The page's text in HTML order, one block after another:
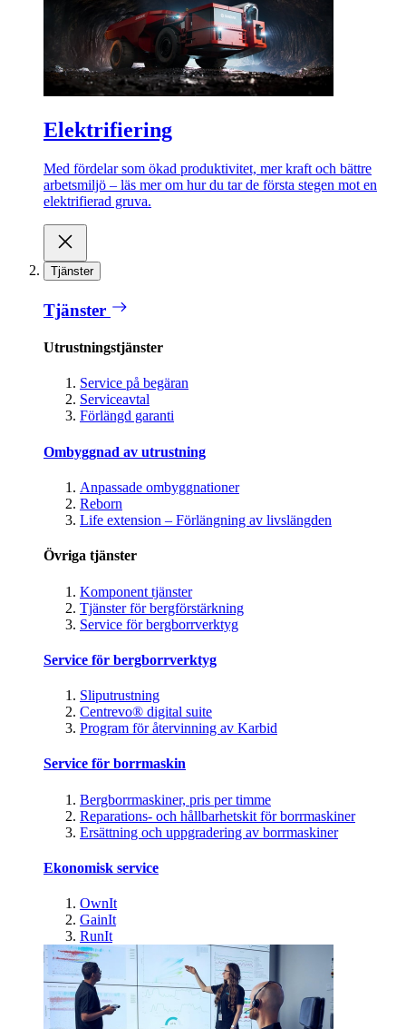
Elektrifiering
Med fördelar som ökad produktivitet, mer kraft och bättre
arbetsmiljö – läs mer om hur du tar de första stegen mot en
elektrifierad gruva.
Tjänster
Tjänster
Utrustningstjänster
Service på begäran
Serviceavtal
Förlängd garanti
Ombyggnad av utrustning
Anpassade ombyggnationer
Reborn
Life extension – Förlängning av livslängden
Övriga tjänster
Komponent tjänster
Tjänster för bergförstärkning
Service för bergborrverktyg
Service för bergborrverktyg
Sliputrustning
Centrevo® digital suite
Program för återvinning av Karbid
Service för borrmaskin
Bergborrmaskiner, pris per timme
Reparations- och hållbarhetskit för borrmaskiner
Ersättning och uppgradering av borrmaskiner
Ekonomisk service
OwnIt
GainIt
RunIt